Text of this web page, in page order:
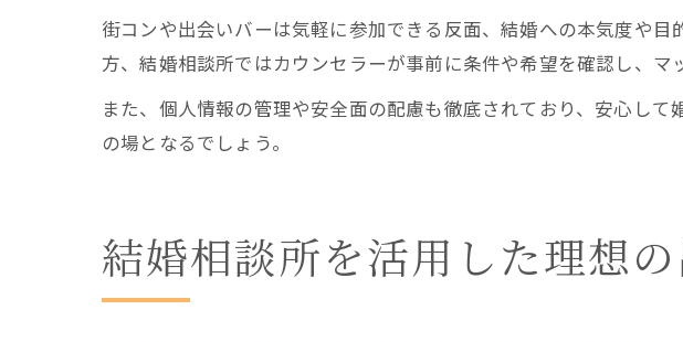
街コンや出会いバーは気軽に参加できる反面、結婚への本気度や
方、結婚相談所ではカウンセラーが事前に条件や希望を確認し、
また、個人情報の管理や安全面の配慮も徹底されており、安心し
の場となるでしょう。
結婚相談所を活用した理想